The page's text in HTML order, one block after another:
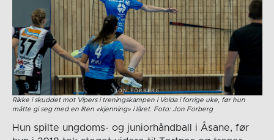
Rikke i skuddet mot Vipers i treningskampen i Volda i forrige uke, før hun
måtte gi seg med en liten «kjenning» i låret. Foto: Jon Forberg
Hun spilte ungdoms- og juniorhåndball i Åsane, før